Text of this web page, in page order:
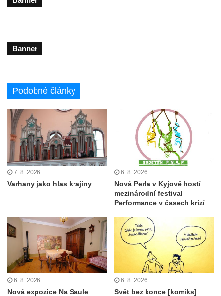
Banner
Podobné články
7. 8. 2026
Varhany jako hlas krajiny
6. 8. 2026
Nová Perla v Kyjově hostí
mezinárodní festival
Performance v časech krizí
6. 8. 2026
Nová expozice Na Saule
6. 8. 2026
Svět bez konce [komiks]